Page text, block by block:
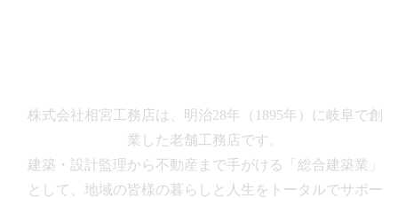
株式会社相宮工務店は、 明治28年（1895年）に岐阜で創
業した老舗工務店です。
建築・設計監理から不動産まで手がける「総合建築業」
として、地域の皆様の暮らしと人生をトータルでサポー